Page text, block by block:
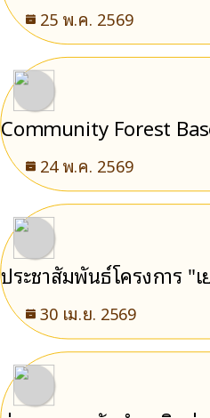
25 พ.ค. 2569
Community Forest
24 พ.ค. 2569
ประชาสัมพันธ์โครงการ "
30 เม.ย. 2569